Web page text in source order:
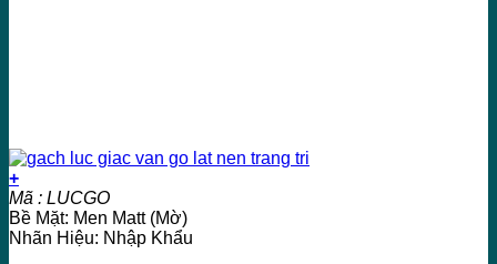
+
Mã : LUCGO
Bề Mặt: Men Matt (Mờ)
Nhãn Hiệu: Nhập Khẩu